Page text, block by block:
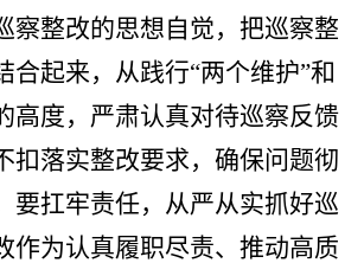
察整改的思想自觉，把巡察整
合起来，从践行“两个维护”和
高度，严肃认真对待巡察反馈
扣落实整改要求，确保问题彻
要扛牢责任，从严从实抓好巡
作为认真履职尽责、推动高质